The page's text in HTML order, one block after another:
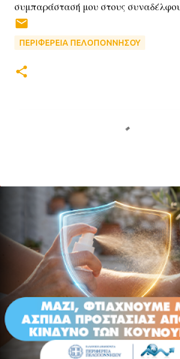
συμπαράστασή μου στους
ΠΕΡΙΦΕΡΕΙΑ ΠΕΛΟΠΟΝΝΗΣΟΥ
λ